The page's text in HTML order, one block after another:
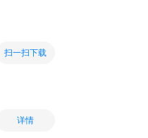
扫一扫下载
详情